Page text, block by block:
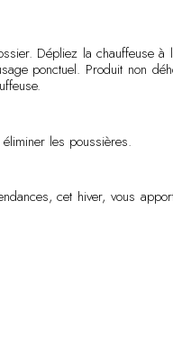
Dépliez la chauffeuse à
ponctuel. Produit non
les poussières.
cet hiver, vous